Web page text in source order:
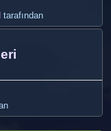
tarafından